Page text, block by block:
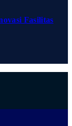
Fasilitas